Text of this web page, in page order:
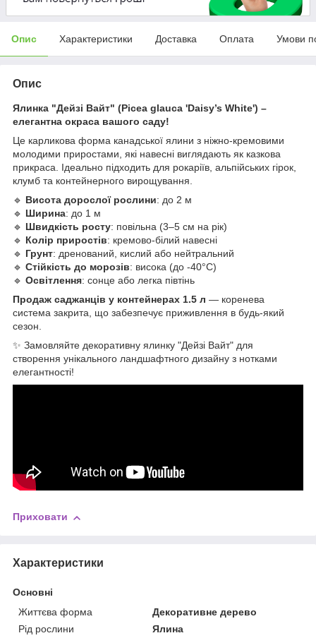
Опис Характеристики Доставка Оплата Умови
Опис
Ялинка "Дейзі Вайт" (Picea glauca 'Daisy’s White') –
елегантна окраса вашого саду!
Це карликова форма канадської ялини з ніжно-кремовими
молодими приростами, які навесні виглядають як казкова
прикраса. Ідеально підходить для рокаріїв, альпійських гірок,
клумб та контейнерного вирощування.
🔹 Висота дорослої рослини: до 2 м
🔹 Ширина: до 1 м
🔹 Швидкість росту: повільна (3–5 см на рік)
🔹 Колір приростів: кремово-білий навесні
🔹 Грунт: дренований, кислий або нейтральний
🔹 Стійкість до морозів: висока (до -40°C)
🔹 Освітлення: сонце або легка півтінь
Продаж саджанців у контейнерах 1.5 л — коренева
система закрита, що забезпечує приживлення в будь-який
сезон.
✨ Замовляйте декоративну ялинку "Дейзі Вайт" для
створення унікального ландшафтного дизайну з нотками
елегантності!
Приховати
Характеристики
Основні
Життєва форма
Декоративне дерево
Рід рослини
Ялина